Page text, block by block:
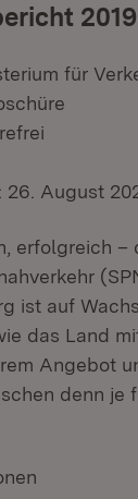
für
26. August
erfolgreich –
ist auf
das Land
Angebot
denn je